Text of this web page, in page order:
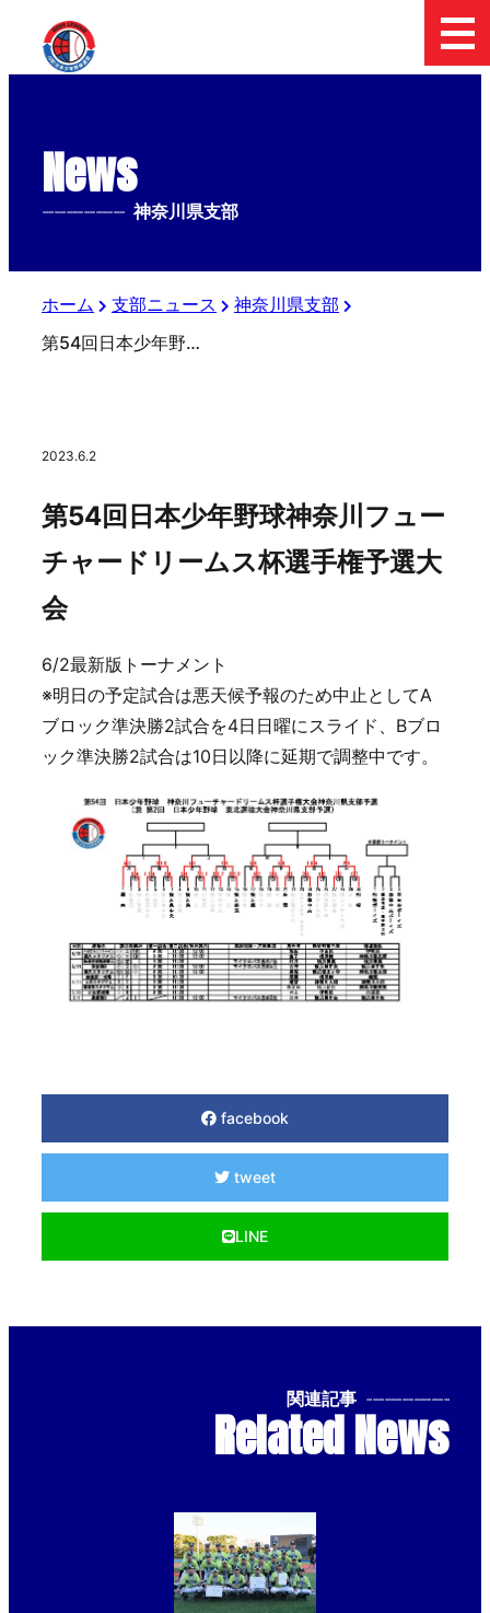
News
-------------- 神奈川県支部
ホーム 支部ニュース
神奈川県支部
第54回日本少年野球神奈川フューチャードリームス杯選手権予選大会
2023.6.2
第54回日本少年野球神奈川フュー
チャードリームス杯選手権予選大
会
6/2最新版トーナメント
※明日の予定試合は悪天候予報のため中止としてA
ブロック準決勝2試合を4日日曜にスライド、Bブロ
ック準決勝2試合は10日以降に延期で調整中です。
facebook
tweet
LINE
関連記事 --------------
Related News